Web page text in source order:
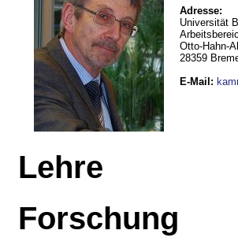
Adresse:
Universität
Otto-Hahn-
28359
E-Mail :
Lehre
Forschung